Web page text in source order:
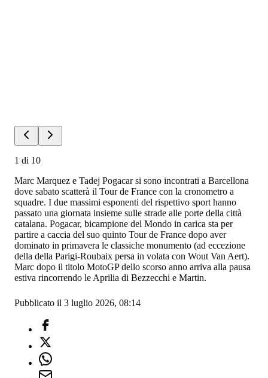
1 di 10
Marc Marquez e Tadej Pogacar si sono incontrati a Barcellona
dove sabato scatterà il Tour de France con la cronometro a
squadre. I due massimi esponenti del rispettivo sport hanno
passato una giornata insieme sulle strade alle porte della città
catalana. Pogacar, bicampione del Mondo in carica sta per
partire a caccia del suo quinto Tour de France dopo aver
dominato in primavera le classiche monumento (ad eccezione
della della Parigi-Roubaix persa in volata con Wout Van Aert).
Marc dopo il titolo MotoGP dello scorso anno arriva alla pausa
estiva rincorrendo le Aprilia di Bezzecchi e Martin.
Pubblicato il 3 luglio 2026, 08:14